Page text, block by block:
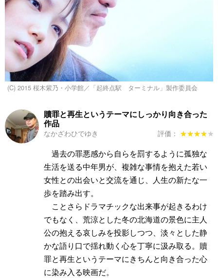
(C) 2015 桜木紫乃・小学館／「起終点駅 ターミナル」製作委員会
贖罪と再生というテーマにしっかり向き合った
作品
なかざわひでゆき 評価： ★★★★★
★★★★★
過去の罪悪感から自らを罰するように孤独な
生活を送る中年男が、複雑な事情を抱えた若い
女性との出会いと交流を通じ、人生の新たな一
歩を踏み出す。
ことさらドラマチックな出来事が起きるわけ
でもなく、荒涼とした冬の北海道の景色に主人
公の抱える哀しみを投影しつつ、淡々とした静
かな語り口で揺れ動く心を丁寧に汲み取る。贖
罪と再生というテーマにきちんと向き合った心
に染み入る映画だ。